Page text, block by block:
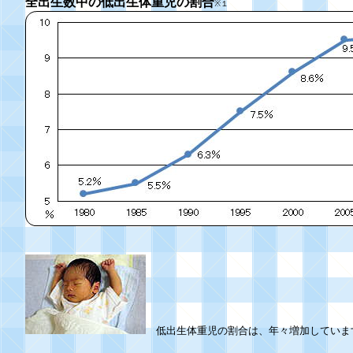
※１
低出生体重児の割合は、年々増加していま